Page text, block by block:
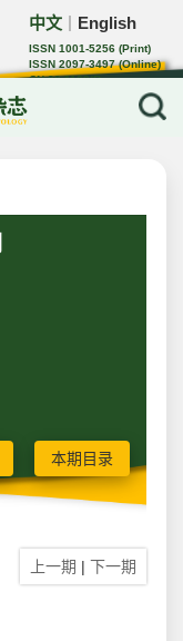
中文 English
ISSN 1001-5256 (Print)
ISSN 2097-3497 (Online)
CN 22-1108/R
本期目录
上一期 | 下一期